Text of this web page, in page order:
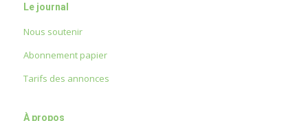
Le journal
Nous soutenir
Abonnement papier
Tarifs des annonces
À propos